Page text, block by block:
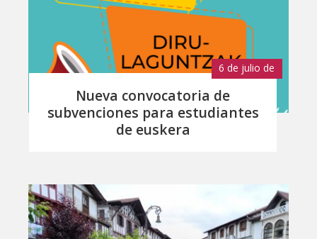
6 de julio de
Nueva convocatoria de
subvenciones para estudiantes
de euskera